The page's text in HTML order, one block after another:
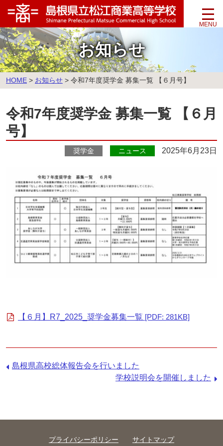
このページの本文へ
お知らせ
こ
の
ー
ジ
の
位
HOME > お知らせ > 令和7年度奨学金 募集一覧 【６月号】
令和7年度奨学金 募集一覧 【６月
号】
奨学金 ニュース 2025年6月23日
【６月】R7_2025_奨学金募集一覧 [PDF: 281KB]
前島根県高校総体報告会を行いました
次
学校説明会を開催しました
プライバシーポリシー サイトマップ